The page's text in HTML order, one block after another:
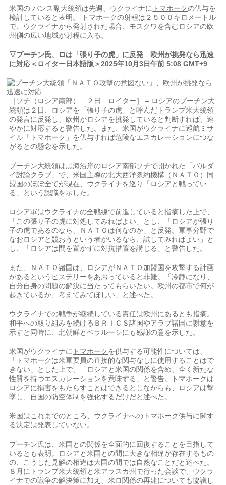
米国の バンス副大統領は先週、ウクライナに トマホークの供与を
検討していると表明。 トマホークの射程は２５００キロメートル
で、ウクライナから発射された場合、モスクワを含むロシアの欧
州側の広い地域が射程に入る。
▽プーチン氏、ロは「張り子の虎」に反発 欧州が挑発なら迅速
に対応＜ロイター日本語版＞2025年10月3日午前 5:08 GMT+9
［ソチ（ロシア南部） ２日 ロイター］ – ロシアのプーチン大
統領は２日、ロシアを「張り子の虎」と呼んだトランプ米大統領
の発言に反発し、欧州がロシアを挑発していると判断すれば、速
やかに対応すると警告した。また、米国がウクライナに巡航ミサ
イル「トマホーク」を供与すれば危険なエスカレーションにつな
がるとの懸念を示した。
プーチン大統領は黒海沿岸のロシア南部ソチで開かれた「バルダ
イ討論クラブ」で、米国主導の北大西洋条約機構（ＮＡＴＯ）同
盟国のほぼ全てが現在、ウクライナを巡り「ロシアと戦ってい
る」という認識を示した。
ロシア軍はウクライナの全戦線で前進していると指摘した上で、
「この張り子の虎に対処してみればよい」とし、「ロシアが張り
子の虎であるのなら、ＮＡＴＯは何なのか」と反発。軍事分野で
なおロシアと競おうという者がいるなら、試してみればよい」と
し、「ロシアは間を置かずに対抗措置を講じる」と警告した。
また、ＮＡＴＯ諸国は、ロシアがＮＡＴＯ加盟国を攻撃する計画
があるというヒステリーをあおっていると非難。「冷静になり、
自分自身の問題の解決に当たってもらいたい。欧州の都市で何が
起きているか、考えてみてほしい」と述べた。
ウクライナでの戦争が継続している責任は欧州にあるとも指摘。
和平への取り組みを続けるＢＲＩＣＳ諸国やアラブ諸国に謝意を
示すと同時に、北朝鮮とベラルーシにも感謝の意を示した。
米国がウクライナに トマホークを供与する可能性については、
「トマホークは米軍要員の直接的な関与なしに使用することはで
きない」とした上で、「ロシアと米国の関係を含め、全く新たな
性質を持つエスカレーションを意味する」と警告。トマホークは
ロシアに損害をもたらすことはできるとしながらも、ロシアは撃
墜し、自国の防空体制を強化するだけだと述べた。
米国はこれまでのところ、ウクライナへのトマホーク供与に関す
る決定は発表していない。
プーチン氏は、米国との関係を全面的に回復することを目指して
いるとも表明。ロシアと米国との間に大きな相違が存在するもの
の、こうした見解の相違は大国の間では自然なことだと述べた。
８月にトランプ米大統領と米アラスカ州で行った会談で、ウクラ
イナでの戦争の解決策に加え、米ロ関係の再建についても協議し